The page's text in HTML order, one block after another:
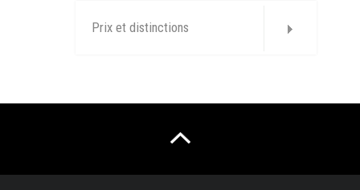
Prix et distinctions